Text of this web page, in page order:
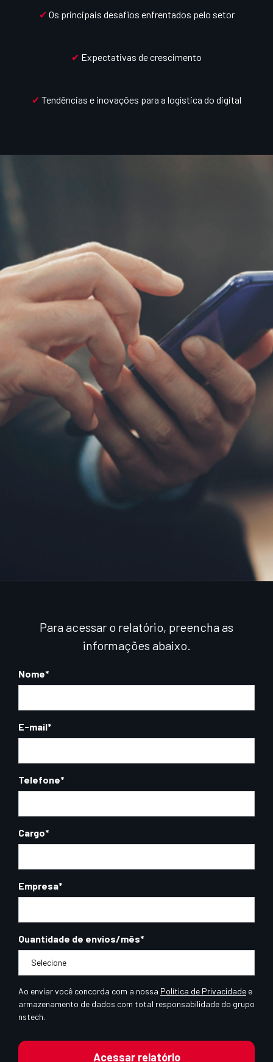
✔ Os principais desafios enfrentados pelo setor
✔ Expectativas de crescimento
✔ Tendências e inovações para a logística do digital
Para acessar o relatório, preencha as
informações abaixo.
Nome*
E-mail*
Telefone*
Cargo*
Empresa*
Quantidade de envios/mês*
Ao enviar você concorda com a nossa Política de Privacidade e
armazenamento de dados com total responsabilidade do grupo
nstech.